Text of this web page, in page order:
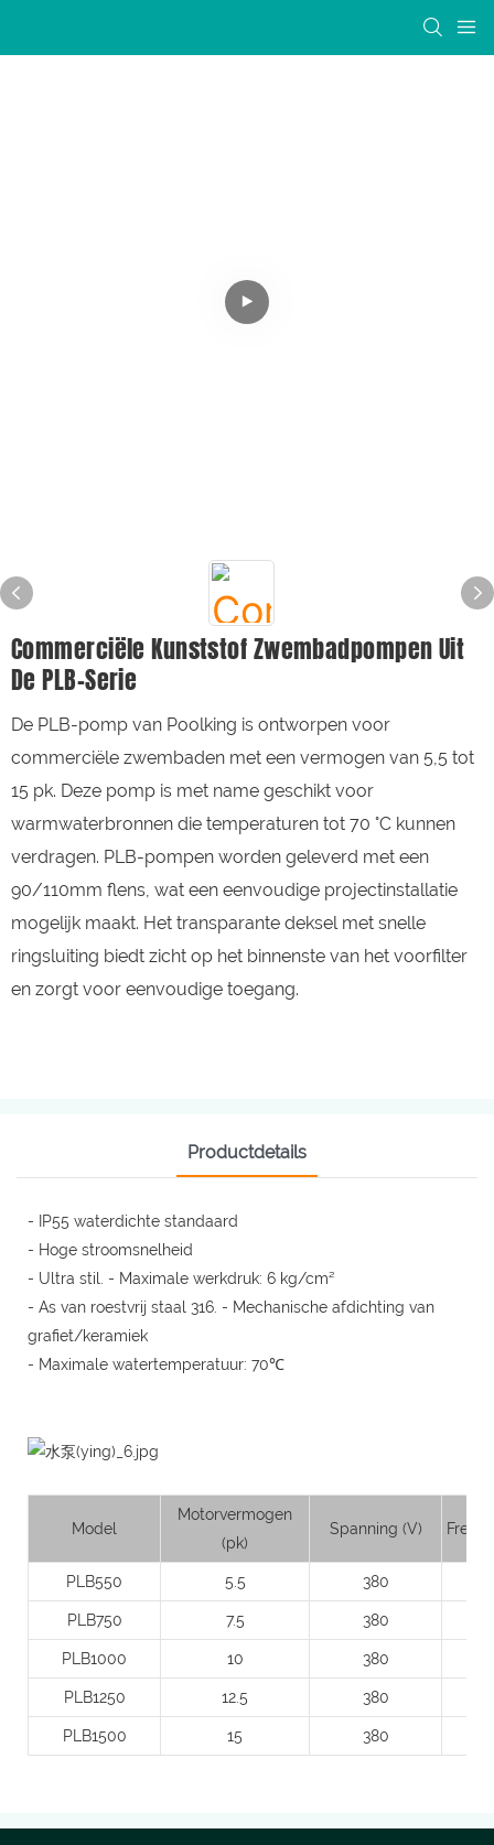
Commerciële Kunststof Zwembadpompen Uit
De PLB-Serie
De PLB-pomp van Poolking is ontworpen voor
commerciële zwembaden met een vermogen van 5,5 tot
15 pk. Deze pomp is met name geschikt voor
warmwaterbronnen die temperaturen tot 70 °C kunnen
verdragen. PLB-pompen worden geleverd met een
90/110mm flens, wat een eenvoudige projectinstallatie
mogelijk maakt. Het transparante deksel met snelle
ringsluiting biedt zicht op het binnenste van het voorfilter
en zorgt voor eenvoudige toegang.
Productdetails
- IP55 waterdichte standaard
- Hoge stroomsnelheid
- Ultra stil. - Maximale werkdruk: 6 kg/cm²
- As van roestvrij staal 316. - Mechanische afdichting van
grafiet/keramiek
- Maximale watertemperatuur: 70℃
Model
Motorvermogen
(pk)
Spanning (V)
PLB550 5.5 380
PLB750 7.5 380
PLB1000 10 380
PLB1250 12.5 380
PLB1500 15 380